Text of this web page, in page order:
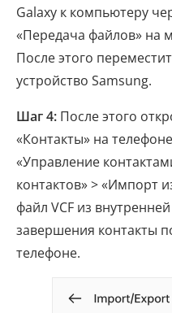
Galaxy к компьютеру
«Передача файлов» на
После этого
устройство Samsung.
Шаг 4: После этого
«Контакты» на
«Управление
контактов» > «Импорт
файл VCF из
завершения контакты
телефоне.